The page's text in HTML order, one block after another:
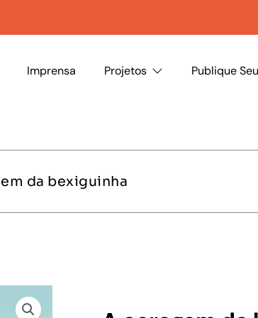
Imprensa Projetos Publique
da bexiguinha